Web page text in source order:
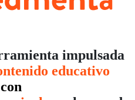
impulsada
educativo